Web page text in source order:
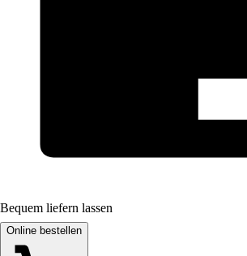
Bequem liefern lassen
Online bestellen